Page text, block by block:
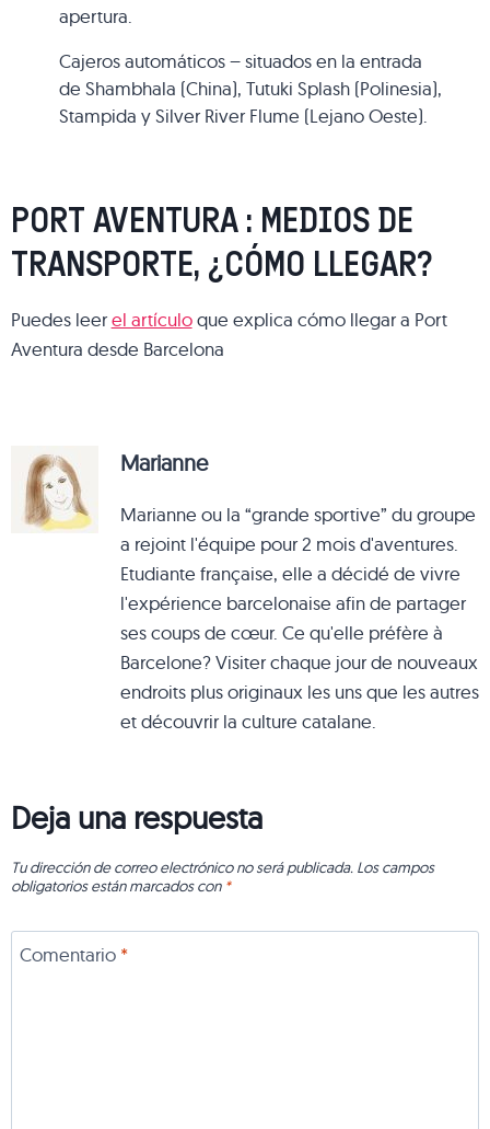
apertura.
Cajeros automáticos – situados en la entrada
de Shambhala (China), Tutuki Splash (Polinesia),
Stampida y Silver River Flume (Lejano Oeste).
PORT AVENTURA : MEDIOS DE
TRANSPORTE, ¿CÓMO LLEGAR?
Puedes leerel artículoque explica cómo llegar a Port
Aventura desde Barcelona
Marianne
Marianne ou la “grande sportive” du groupe
a rejoint l'équipe pour 2 mois d'aventures.
Etudiante française, elle a décidé de vivre
l'expérience barcelonaise afin de partager
ses coups de cœur. Ce qu'elle préfère à
Barcelone? Visiter chaque jour de nouveaux
endroits plus originaux les uns que les autres
et découvrir la culture catalane.
Deja una respuesta
Tu dirección de correo electrónico no será publicada. Los campos
obligatorios están marcados con *
Comentario *